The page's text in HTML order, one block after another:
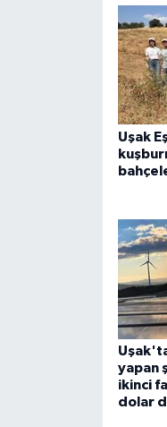
Uşak
yapan
ikinci
dolar